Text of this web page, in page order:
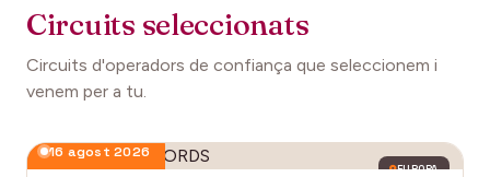
Circuits seleccionats
Circuits d'operadors de confiança que seleccionem i
venem per a tu.
EUROPA
16 agost 2026